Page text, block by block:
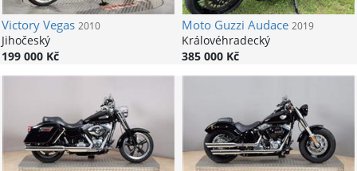
VictoryVegas 2010
Jihočeský
199 000 Kč
Moto Guzzi Audace 2019
Královéhradecký
385 000 Kč